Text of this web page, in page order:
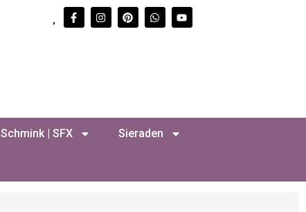
Schmink | SFX Sieraden